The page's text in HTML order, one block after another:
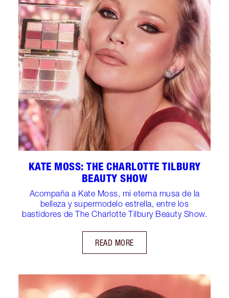
KATE MOSS: THE CHARLOTTE TILBURY
BEAUTY SHOW
Acompaña a Kate Moss, mi eterna musa de la
belleza y supermodelo estrella, entre los
bastidores de The Charlotte Tilbury Beauty Show.
READ MORE